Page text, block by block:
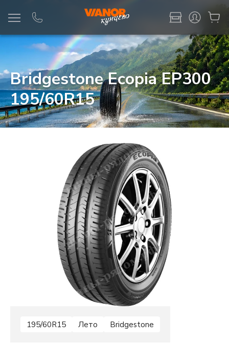
Bridgestone Ecopia EP300
195/60R15
195/60R15 Лето Bridgestone
Информация Фото товара